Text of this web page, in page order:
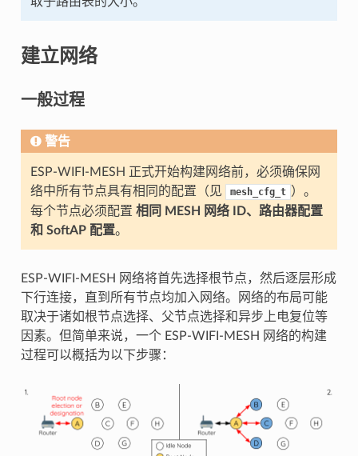
建立网络
一般过程
警告
ESP-WIFI-MESH 正式开始构建网络前，必须确保网
络中所有节点具有相同的配置（见
mesh_cfg_t ）。
每个节点必须配置 相同 MESH 网络 ID、路由器配置
和 SoftAP 配置。
ESP-WIFI-MESH 网络将首先选择根节点，然后逐层形成
下行连接，直到所有节点均加入网络。网络的布局可能
取决于诸如根节点选择、父节点选择和异步上电复位等
因素。但简单来说，一个 ESP-WIFI-MESH 网络的构建
过程可以概括为以下步骤：